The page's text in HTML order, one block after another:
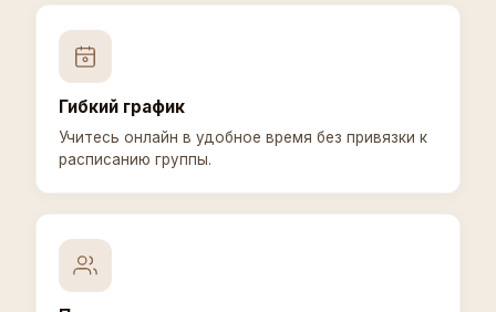
Гибкий график
Учитесь онлайн в удобное время без привязки к
расписанию группы.